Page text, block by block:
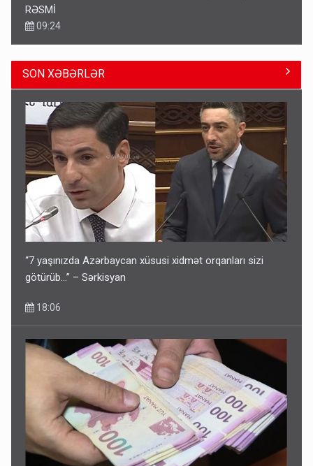
RƏSMİ
09:24
Nazirliyin dediyi 10 min manatlıq işə işçi tapılmır?
17:57
Bu şəxslərin müavinəti LƏĞV EDİLƏCƏK
11:46
SON XƏBƏRLƏR
“7 yaşınızda Azərbaycan xüsusi xidmət orqanları sizi
götürüb…” – Sərkisyan
18:06